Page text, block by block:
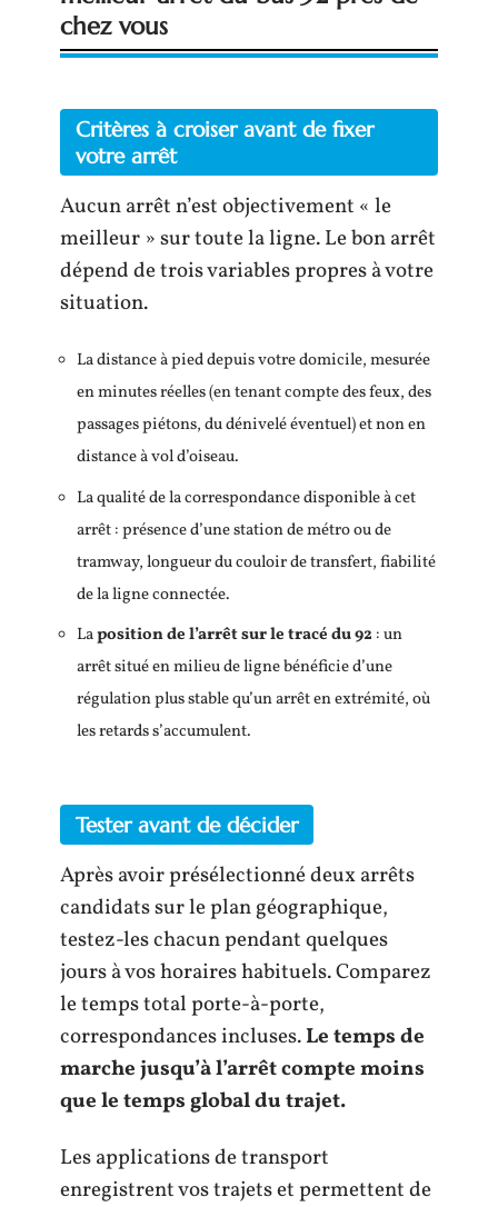
chez vous
Critères à croiser avant de fixer
votre arrêt
Aucun arrêt n’est objectivement « le
meilleur » sur toute la ligne. Le bon arrêt
dépend de trois variables propres à votre
situation.
La distance à pied depuis votre domicile, mesurée
en minutes réelles (en tenant compte des feux, des
passages piétons, du dénivelé éventuel) et non en
distance à vol d’oiseau.
La qualité de la correspondance disponible à cet
arrêt : présence d’une station de métro ou de
tramway, longueur du couloir de transfert, fiabilité
de la ligne connectée.
Laposition de l’arrêt sur le tracé du 92 : un
arrêt situé en milieu de ligne bénéficie d’une
régulation plus stable qu’un arrêt en extrémité, où
les retards s’accumulent.
Tester avant de décider
Après avoir présélectionné deux arrêts
candidats sur le plan géographique,
testez-les chacun pendant quelques
jours à vos horaires habituels. Comparez
le temps total porte-à-porte,
correspondances incluses.Le temps de
marche jusqu’à l’arrêt compte moins
que le temps global du trajet.
Les applications de transport
enregistrent vos trajets et permettent de